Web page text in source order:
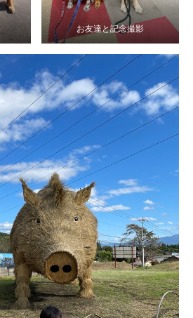
お友達と記念撮影